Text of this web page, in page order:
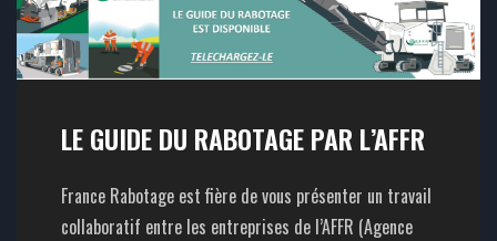
LE GUIDE DU RABOTAGE PAR L’AFFR
France Rabotage est fière de vous présenter un travail
collaboratif entre les entreprises de l’AFFR (Agence